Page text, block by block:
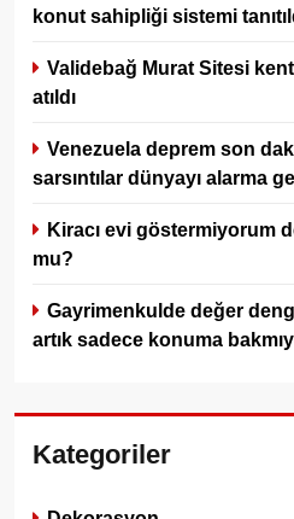
konut sahipliği sistemi
Validebağ Murat Sitesi
atıldı
Venezuela deprem son
sarsıntılar dünyayı alarma
Kiracı evi göstermiyorum
mu?
Gayrimenkulde değer
artık sadece konuma
Kategoriler